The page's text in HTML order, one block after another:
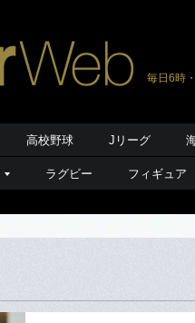
毎日6時
高校野球 Jリーグ
ラグビー フィギュア